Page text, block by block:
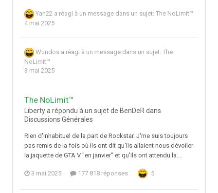
Yan22 a réagi à un message dans un sujet: The NoLimit™
4 mai 2025
Wundos a réagi à un message dans un sujet: The
NoLimit™
3 mai 2025
The NoLimit™
Liberty a répondu à un sujet de BenDeR dans
Discussions Générales
Rien d'inhabituel de la part de Rockstar. J'me suis toujours
pas remis de la fois où ils ont dit qu'ils allaient nous dévoiler
la jaquette de GTA V "en janvier" et qu'ils ont attendu la...
3 mai 2025 177 818 réponses 5